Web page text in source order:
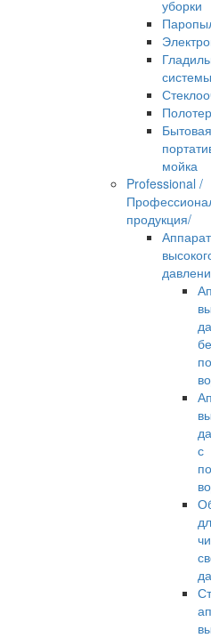
уборки
системы
Полотер
Бытовая
мойка
Professional /
продукция/
с